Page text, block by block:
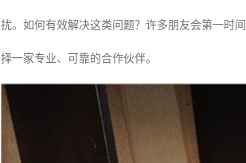
扰。如何有效解决这类问题？许多朋友会第一时
择一家专业、可靠的合作伙伴。